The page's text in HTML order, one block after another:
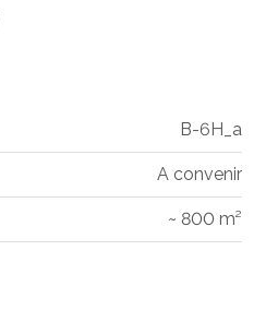
B-6H_a
A convenir
~ 800 m²